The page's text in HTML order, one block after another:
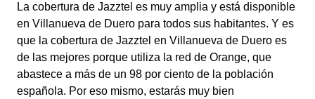
La cobertura de Jazztel es muy amplia y está disponible
en Villanueva de Duero para todos sus habitantes. Y es
que la cobertura de Jazztel en Villanueva de Duero es
de las mejores porque utiliza la red de Orange, que
abastece a más de un 98 por ciento de la población
española. Por eso mismo, estarás muy bien